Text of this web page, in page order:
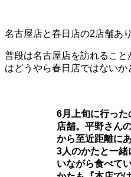
名古屋店と春日店の2店舗あり
普段は名古屋店を訪れること
はどうやら春日店ではないか
6月上旬に行った
店舗。平野さん
から至近距離に
3人のかたと一
いながら食べて